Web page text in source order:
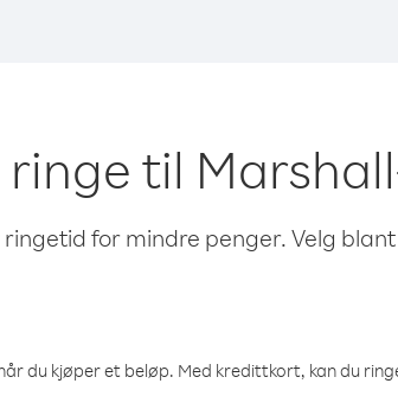
til
for mindre penger. Velg
du kjøper et beløp. Med kredittkort, kan du